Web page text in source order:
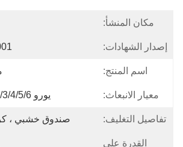
ISO9001/ISO14001
محفز قرص العسل
يورو 2/3/4/5/6 يورو Ⅱ / / / Ⅴ / Ⅵ
صندوق خشبي ، كرتون + منصة نقالة